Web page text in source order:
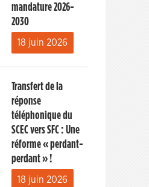
mandature 2026-
2030
18 juin 2026
Transfert de la
réponse
téléphonique du
SCEC vers SFC : Une
réforme « perdant-
perdant » !
18 juin 2026